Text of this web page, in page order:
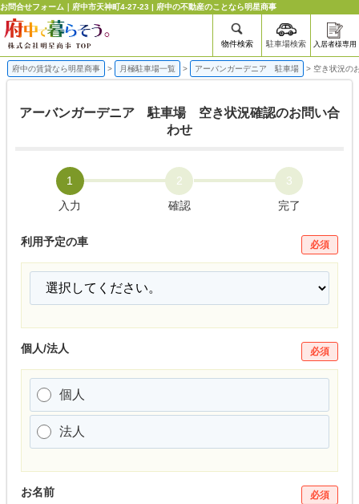
お問合せフォーム｜府中市天神町4-27-23 | 府中の不動産のことなら明星商事
物件検索 駐車場検索 入居者様専用
府中の賃貸なら明星商事 > 月極駐車場一覧 > アーバンガーデニア 駐車場 > 空き状況の
アーバンガーデニア 駐車場 空き状況確認のお問い合
わせ
1
入力
2
確認
3
完了
利用予定の車 必須
個人/法人 必須
個人
法人
お名前 必須